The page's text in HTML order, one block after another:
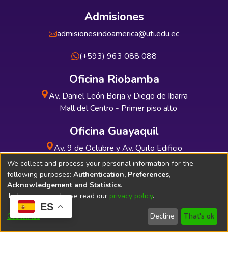
ES
Admisiones
admisionesindoamerica@uti.edu.ec
(+593) 963 088 088
Oficina Riobamba
Av. Daniel León Borja y Diego de Ibarra
Mall del Centro - Primer piso alto
Oficina Guayaquil
Av. 9 de Octubre y Av. Quito Edificio
INDUAUTO - Planta baja
Soporte Técnico Bibliolatino.com
We collect and process your personal information for the
following purposes: Authentication, Preferences,
Acknowledgement and Statistics.
To learn more, please read our privacy policy.
Customize Decline That's ok